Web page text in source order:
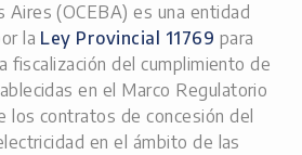
Aires (OCEBA) es una entidad
la Ley Provincial 11769 para
fiscalización del cumplimiento de
en el Marco Regulatorio
los contratos de concesión del
en el ámbito de las